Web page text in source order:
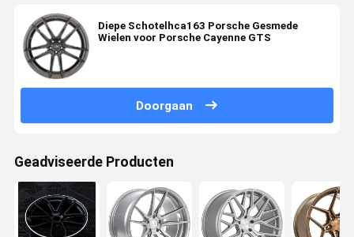
Diepe Schotelhca163 Porsche Gesmede
Wielen voor Porsche Cayenne GTS
Doorgaan
Geadviseerde Producten